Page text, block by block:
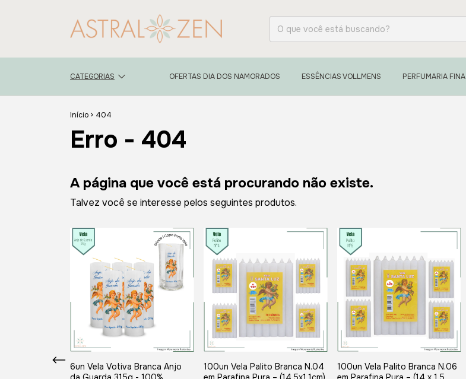
CATEGORIAS OFERTAS DIA DOS NAMORADOS ESSÊNCIAS VOLLMENS PERFUMARIA FINA
Início > 404
Erro - 404
A página que você está procurando não existe.
Talvez você se interesse pelos seguintes produtos.
6un Vela Votiva Branca Anjo
100un Vela Palito Branca N.04
100un Vela Palito Branca N.06